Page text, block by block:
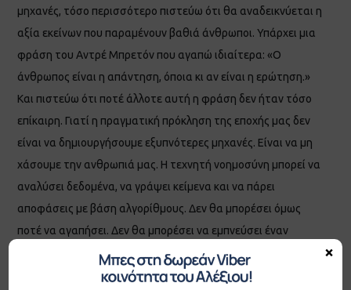
μηχανές, τόσο περισσότερο πιστεύω ότι θα αναδεικνύεται η
αξία εκείνων που παραμένουν βαθιά άνθρωποι. Υπάρχει μια
φράση του Αντρέ Μπρετόν που αγαπώ ιδιαίτερα: «Ο
άνθρωπος είναι η απάντηση, όποια κι αν είναι η ερώτηση.»
Και πιστεύω ότι ποτέ άλλοτε αυτή η φράση δεν ήταν τόσο
επίκαιρη. Γιατί η πραγματική πρόκληση της εποχής μας δεν
είναι να δημιουργήσουμε εξυπνότερες μηχανές. Είναι να μη
χάσουμε την ανθρωπιά μας. Η τεχνητή νοημοσύνη μπορεί να
αναλύσει δεδομένα, να γράψει κείμενα και να πάρει
αποφάσεις με βάση αλγορίθμους. Δεν θα μπορέσει όμως
ποτέ να αγαπήσει. Δεν θα μπορέσει να εμπνεύσει έναν
άνθρωπο να πιστέψει ξανά στον εαυτό του. Δεν θα
μπορέσει να προσφέρει ελπίδα, να συγχωρήσει, να
×